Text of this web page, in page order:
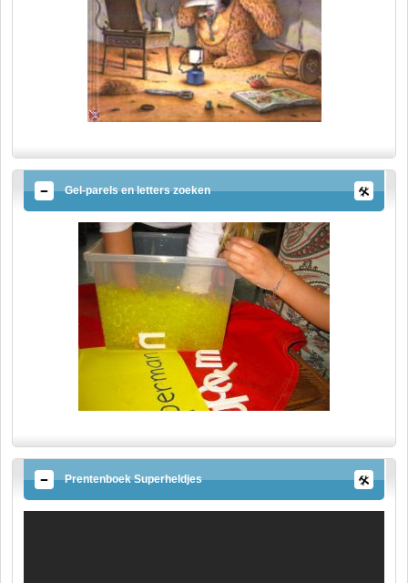
Gel-parels en letters zoeken
Prentenboek Superheldjes